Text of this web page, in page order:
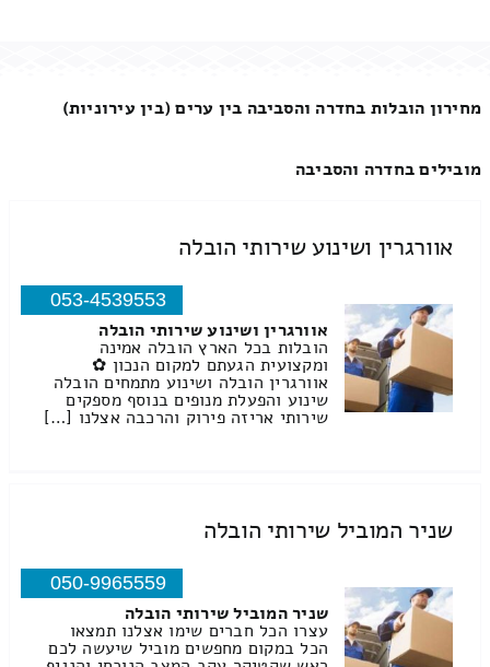
מחירון הובלות בחדרה והסביבה בין ערים (בין עירוניות)
מובילים בחדרה והסביבה
אוורגרין ושינוע שירותי הובלה
053-4539553
אוורגרין ושינוע שירותי הובלה
הובלות בכל הארץ הובלה אמינה
ומקצועית הגעתם למקום הנכון ✿
אוורגרין הובלה ושינוע מתמחים הובלה
שינוע והפעלת מנופים בנוסף מספקים
שירותי אריזה פירוק והרכבה אצלנו […]
שניר המוביל שירותי הובלה
050-9965559
שניר המוביל שירותי הובלה
עצרו הכל חברים שימו אצלנו תמצאו
הכל במקום מחפשים מוביל שיעשה לכם